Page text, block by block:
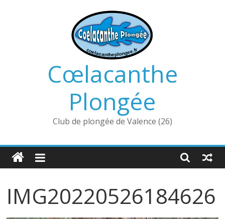
Cœlacanthe
Plongée
Club de plongée de Valence (26)
IMG20220526184626